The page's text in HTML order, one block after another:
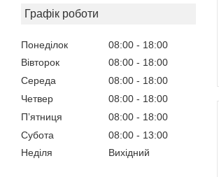
Графік роботи
Понеділок 08:00
18:00
Вівторок
08:00
18:00
Середа
08:00
18:00
Четвер
08:00
18:00
Пʼятниця
08:00
18:00
Субота
08:00
13:00
Неділя
Вихідний